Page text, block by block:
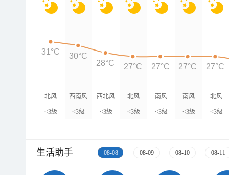
北风
<3级
西南风
<3级
西北风
<3级
北风
<3级
南风
<3级
南风
<3级
北风
<3级
31°C
30°C
28°C
27°C 27°C 27°C 27°C
生活助手 08-08 08-09 08-10 08-11